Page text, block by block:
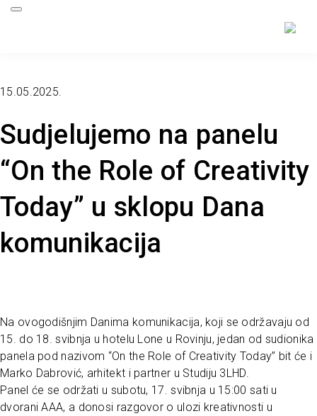
Sudjelujemo na panelu
“On the Role of Creativity
Today” u sklopu Dana
komunikacija
15.05.2025.
Na ovogodišnjim Danima komunikacija, koji se održavaju od
15. do 18. svibnja u hotelu Lone u Rovinju, jedan od sudionika
panela pod nazivom “On the Role of Creativity Today” bit će i
Marko Dabrović, arhitekt i partner u Studiju 3LHD.
Panel će se održati u subotu, 17. svibnja u 15:00 sati u
dvorani AAA, a donosi razgovor o ulozi kreativnosti u